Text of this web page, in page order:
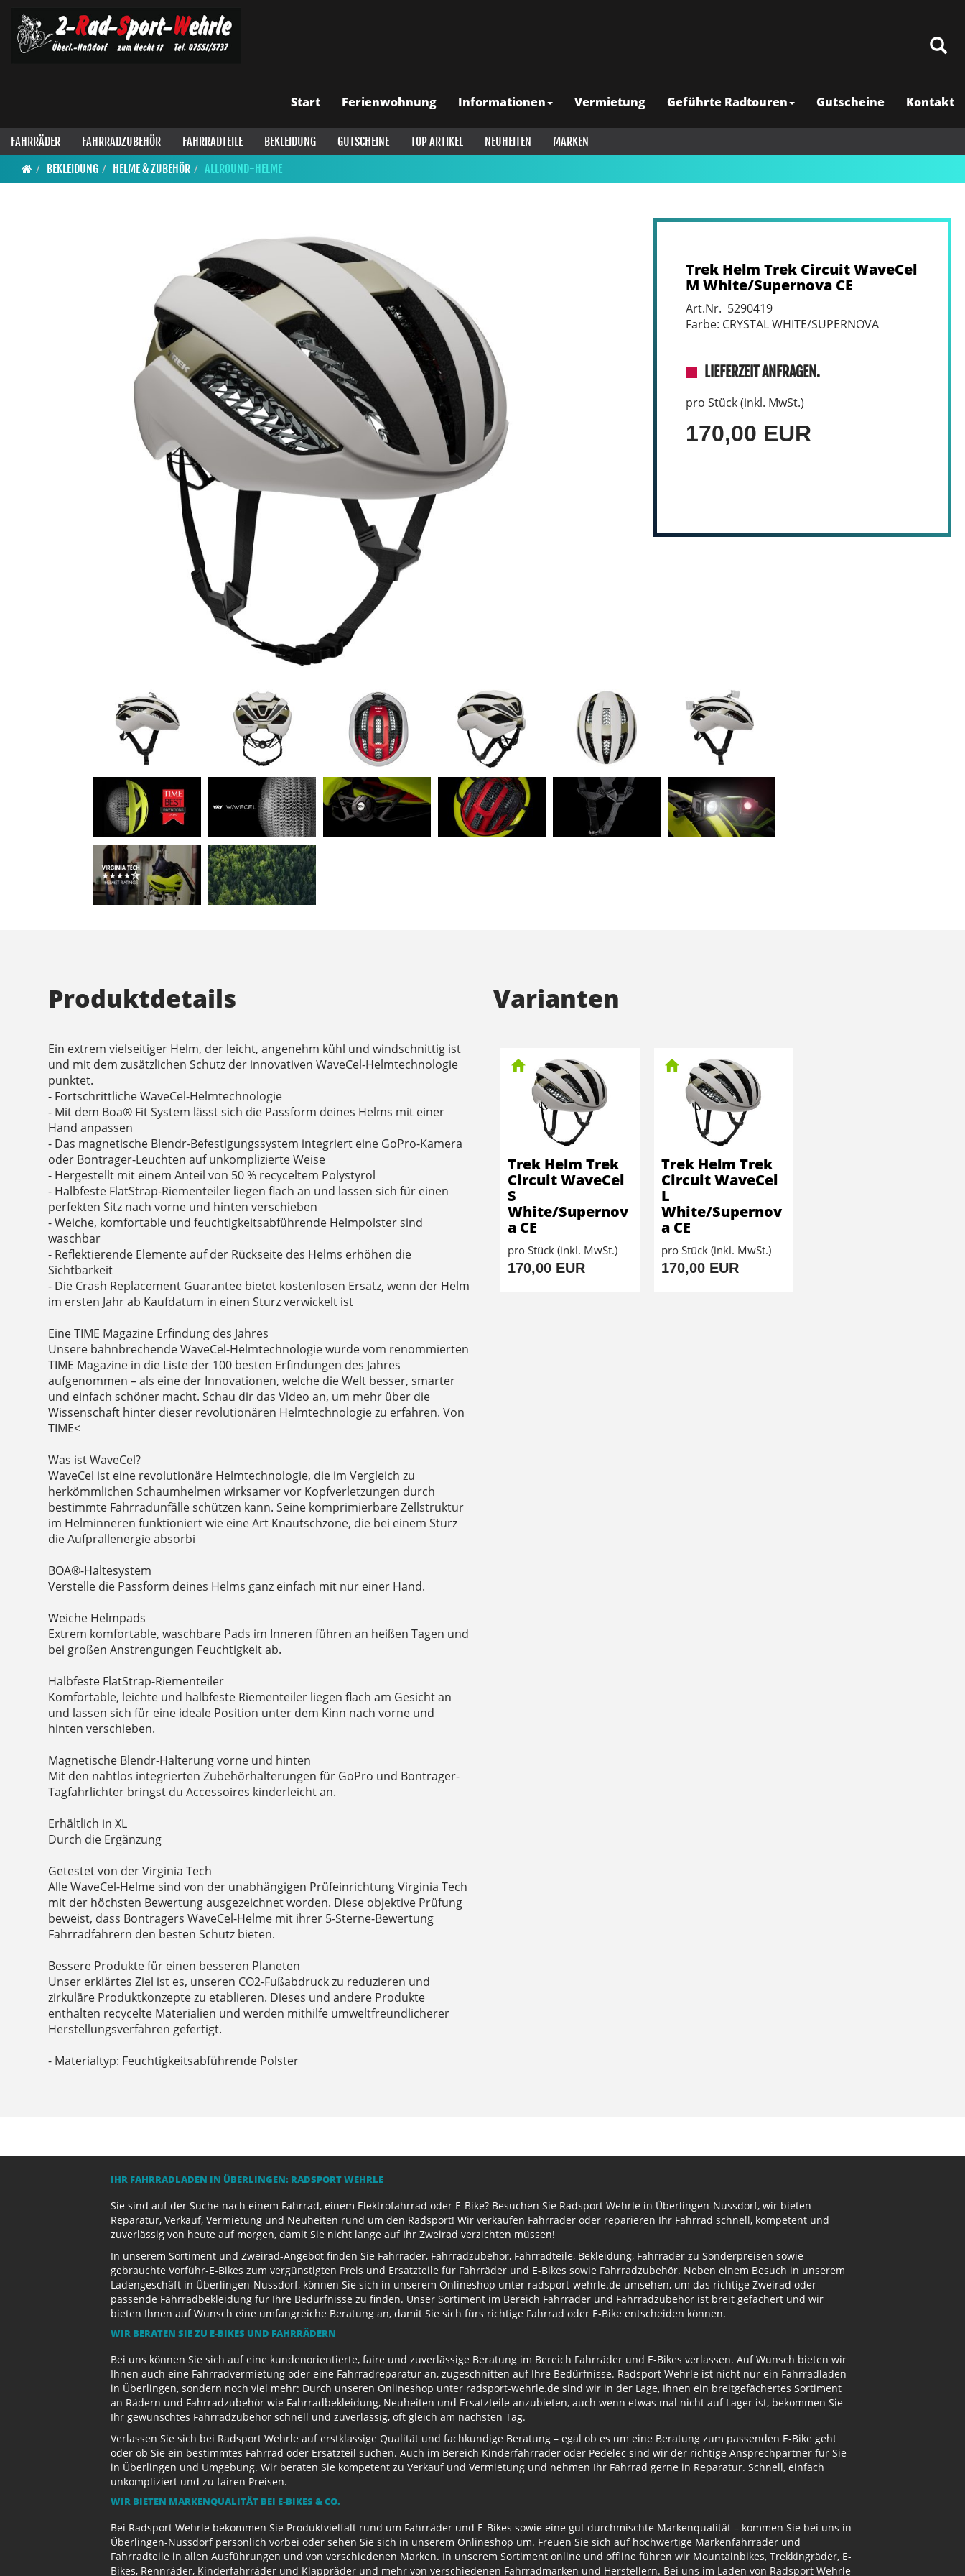
Start Ferienwohnung Informationen Vermietung Geführte Radtouren Gutscheine Kontakt
FAHRRÄDER FAHRRADZUBEHÖR FAHRRADTEILE BEKLEIDUNG GUTSCHEINE TOP ARTIKEL NEUHEITEN
MARKEN
BEKLEIDUNG
HELME & ZUBEHÖR ALLROUND-HELME
Trek Helm Trek Circuit WaveCel
M White/Supernova CE
Art.Nr. 5290419
Farbe: CRYSTAL WHITE/SUPERNOVA
LIEFERZEIT ANFRAGEN.
pro Stück (inkl. MwSt.)
170,00 EUR
Produktdetails
Ein extrem vielseitiger Helm, der leicht, angenehm kühl und windschnittig ist
und mit dem zusätzlichen Schutz der innovativen WaveCel-Helmtechnologie
punktet.
- Fortschrittliche WaveCel-Helmtechnologie
- Mit dem Boa® Fit System lässt sich die Passform deines Helms mit einer
Hand anpassen
- Das magnetische Blendr-Befestigungssystem integriert eine GoPro-Kamera
oder Bontrager-Leuchten auf unkomplizierte Weise
- Hergestellt mit einem Anteil von 50 % recyceltem Polystyrol
- Halbfeste FlatStrap-Riementeiler liegen flach an und lassen sich für einen
perfekten Sitz nach vorne und hinten verschieben
- Weiche, komfortable und feuchtigkeitsabführende Helmpolster sind
waschbar
- Reflektierende Elemente auf der Rückseite des Helms erhöhen die
Sichtbarkeit
- Die Crash Replacement Guarantee bietet kostenlosen Ersatz, wenn der Helm
im ersten Jahr ab Kaufdatum in einen Sturz verwickelt ist
Eine TIME Magazine Erfindung des Jahres
Unsere bahnbrechende WaveCel-Helmtechnologie wurde vom renommierten
TIME Magazine in die Liste der 100 besten Erfindungen des Jahres
aufgenommen – als eine der Innovationen, welche die Welt besser, smarter
und einfach schöner macht. Schau dir das Video an, um mehr über die
Wissenschaft hinter dieser revolutionären Helmtechnologie zu erfahren. Von
TIME<
Was ist WaveCel?
WaveCel ist eine revolutionäre Helmtechnologie, die im Vergleich zu
herkömmlichen Schaumhelmen wirksamer vor Kopfverletzungen durch
bestimmte Fahrradunfälle schützen kann. Seine komprimierbare Zellstruktur
im Helminneren funktioniert wie eine Art Knautschzone, die bei einem Sturz
die Aufprallenergie absorbi
BOA®-Haltesystem
Verstelle die Passform deines Helms ganz einfach mit nur einer Hand.
Weiche Helmpads
Extrem komfortable, waschbare Pads im Inneren führen an heißen Tagen und
bei großen Anstrengungen Feuchtigkeit ab.
Halbfeste FlatStrap-Riementeiler
Komfortable, leichte und halbfeste Riementeiler liegen flach am Gesicht an
und lassen sich für eine ideale Position unter dem Kinn nach vorne und
hinten verschieben.
Magnetische Blendr-Halterung vorne und hinten
Mit den nahtlos integrierten Zubehörhalterungen für GoPro und Bontrager-
Tagfahrlichter bringst du Accessoires kinderleicht an.
Erhältlich in XL
Durch die Ergänzung
Getestet von der Virginia Tech
Alle WaveCel-Helme sind von der unabhängigen Prüfeinrichtung Virginia Tech
mit der höchsten Bewertung ausgezeichnet worden. Diese objektive Prüfung
beweist, dass Bontragers WaveCel-Helme mit ihrer 5-Sterne-Bewertung
Fahrradfahrern den besten Schutz bieten.
Bessere Produkte für einen besseren Planeten
Unser erklärtes Ziel ist es, unseren CO2-Fußabdruck zu reduzieren und
zirkuläre Produktkonzepte zu etablieren. Dieses und andere Produkte
enthalten recycelte Materialien und werden mithilfe umweltfreundlicherer
Herstellungsverfahren gefertigt.
- Materialtyp: Feuchtigkeitsabführende Polster
Varianten
Trek Helm Trek
Circuit WaveCel
S
White/Supernov
a CE
pro Stück (inkl. MwSt.)
170,00 EUR
Trek Helm Trek
Circuit WaveCel
L
White/Supernov
a CE
pro Stück (inkl. MwSt.)
170,00 EUR
IHR FAHRRADLADEN IN ÜBERLINGEN: RADSPORT WEHRLE
Sie sind auf der Suche nach einem Fahrrad, einem Elektrofahrrad oder E-Bike? Besuchen Sie Radsport Wehrle in Überlingen-Nussdorf, wir bieten
Reparatur, Verkauf, Vermietung und Neuheiten rund um den Radsport! Wir verkaufen Fahrräder oder reparieren Ihr Fahrrad schnell, kompetent und
zuverlässig von heute auf morgen, damit Sie nicht lange auf Ihr Zweirad verzichten müssen!
In unserem Sortiment und Zweirad-Angebot finden Sie Fahrräder, Fahrradzubehör, Fahrradteile, Bekleidung, Fahrräder zu Sonderpreisen sowie
gebrauchte Vorführ-E-Bikes zum vergünstigten Preis und Ersatzteile für Fahrräder und E-Bikes sowie Fahrradzubehör. Neben einem Besuch in unserem
Ladengeschäft in Überlingen-Nussdorf, können Sie sich in unserem Onlineshop unter radsport-wehrle.de umsehen, um das richtige Zweirad oder
passende Fahrradbekleidung für Ihre Bedürfnisse zu finden. Unser Sortiment im Bereich Fahrräder und Fahrradzubehör ist breit gefächert und wir
bieten Ihnen auf Wunsch eine umfangreiche Beratung an, damit Sie sich fürs richtige Fahrrad oder E-Bike entscheiden können.
WIR BERATEN SIE ZU E-BIKES UND FAHRRÄDERN
Bei uns können Sie sich auf eine kundenorientierte, faire und zuverlässige Beratung im Bereich Fahrräder und E-Bikes verlassen. Auf Wunsch bieten wir
Ihnen auch eine Fahrradvermietung oder eine Fahrradreparatur an, zugeschnitten auf Ihre Bedürfnisse. Radsport Wehrle ist nicht nur ein Fahrradladen
in Überlingen, sondern noch viel mehr: Durch unseren Onlineshop unter radsport-wehrle.de sind wir in der Lage, Ihnen ein breitgefächertes Sortiment
an Rädern und Fahrradzubehör wie Fahrradbekleidung, Neuheiten und Ersatzteile anzubieten, auch wenn etwas mal nicht auf Lager ist, bekommen Sie
Ihr gewünschtes Fahrradzubehör schnell und zuverlässig, oft gleich am nächsten Tag.
Verlassen Sie sich bei Radsport Wehrle auf erstklassige Qualität und fachkundige Beratung – egal ob es um eine Beratung zum passenden E-Bike geht
oder ob Sie ein bestimmtes Fahrrad oder Ersatzteil suchen. Auch im Bereich Kinderfahrräder oder Pedelec sind wir der richtige Ansprechpartner für Sie
in Überlingen und Umgebung. Wir beraten Sie kompetent zu Verkauf und Vermietung und nehmen Ihr Fahrrad gerne in Reparatur. Schnell, einfach
unkompliziert und zu fairen Preisen.
WIR BIETEN MARKENQUALITÄT BEI E-BIKES & CO.
Bei Radsport Wehrle bekommen Sie Produktvielfalt rund um Fahrräder und E-Bikes sowie eine gut durchmischte Markenqualität – kommen Sie bei uns in
Überlingen-Nussdorf persönlich vorbei oder sehen Sie sich in unserem Onlineshop um. Freuen Sie sich auf hochwertige Markenfahrräder und
Fahrradteile in allen Ausführungen und von verschiedenen Marken. In unserem Sortiment online und offline führen wir Mountainbikes, Trekkingräder, E-
Bikes, Rennräder, Kinderfahrräder und Klappräder und mehr von verschiedenen Fahrradmarken und Herstellern. Bei uns im Laden von Radsport Wehrle